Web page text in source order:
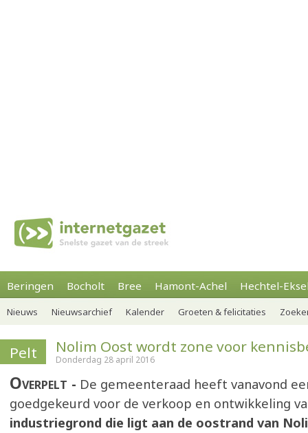
Beringen Bocholt Bree Hamont-Achel Hechtel-
Nieuws Nieuwsarchief Kalender Groeten & felicitaties
Pelt Nolim Oost wordt zone voor
Donderdag 28 april 2016
Overpelt
De gemeenteraad heeft vanavond
goedgekeurd voor de verkoop en ontwikkeling
industriegrond die ligt aan de oostrand van